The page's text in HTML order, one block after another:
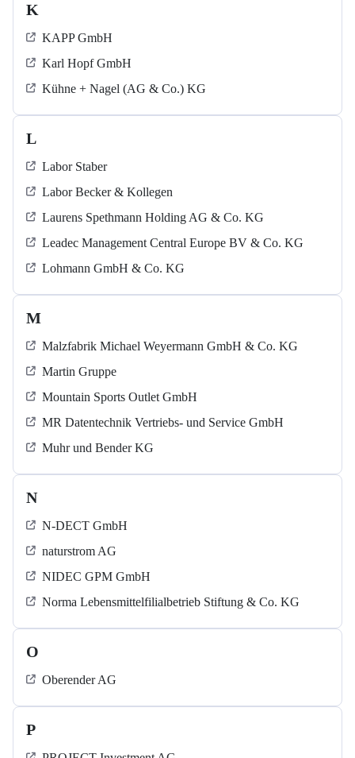
K
KAPP GmbH
Karl Hopf GmbH
Kühne + Nagel (AG & Co.) KG
L
Labor Staber
Labor Becker & Kollegen
Laurens Spethmann Holding AG & Co. KG
Leadec Management Central Europe BV & Co. KG
Lohmann GmbH & Co. KG
M
Malzfabrik Michael Weyermann GmbH & Co. KG
Martin Gruppe
Mountain Sports Outlet GmbH
MR Datentechnik Vertriebs- und Service GmbH
Muhr und Bender KG
N
N-DECT GmbH
naturstrom AG
NIDEC GPM GmbH
Norma Lebensmittelfilialbetrieb Stiftung & Co. KG
O
Oberender AG
P